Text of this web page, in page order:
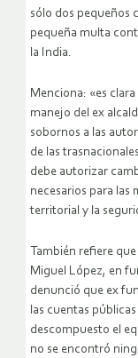
sólo dos pequeños
pequeña multa
la India.
Menciona: «es
manejo del ex
sobornos a las
de las
debe autorizar
necesarios para las
territorial y la
También refiere
Miguel López, en
denunció que ex
las cuentas
descompuesto el
no se encontró